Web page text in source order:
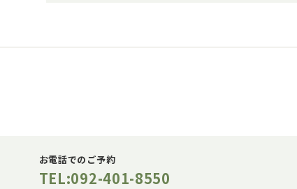
お電話でのご予約
TEL:092-401-8550